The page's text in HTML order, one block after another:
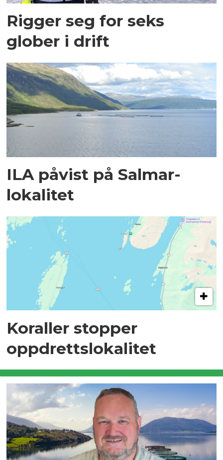
Rigger seg for seks
glober i drift
ILA påvist på Salmar-
lokalitet
Koraller stopper
oppdrettslokalitet